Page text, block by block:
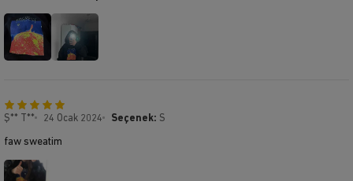
Ş** T** 24 Ocak 2024 Seçenek: S
faw sweatim